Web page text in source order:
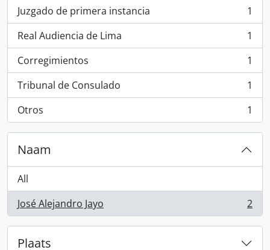
Juzgado de primera instancia
, 1 results
1
Real Audiencia de Lima
, 1 results
1
Corregimientos
, 1 results
1
Tribunal de Consulado
, 1 results
1
Otros
, 1 results 1
Naam
All
José Alejandro Jayo
, 2 results 2
Plaats